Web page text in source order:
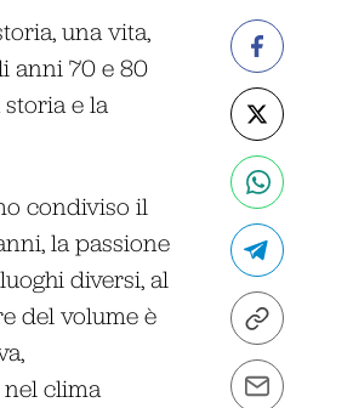
una vita,
anni 70 e 80
e la
condiviso il
la passione
diversi, al
del volume è
clima